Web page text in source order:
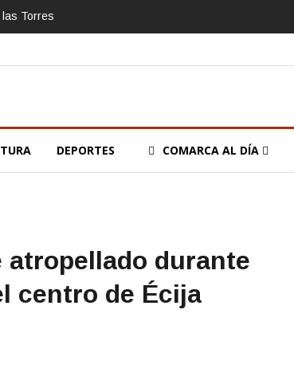
Torres
DEPORTES COMARCA AL DÍA
atropellado durante
centro de Écija